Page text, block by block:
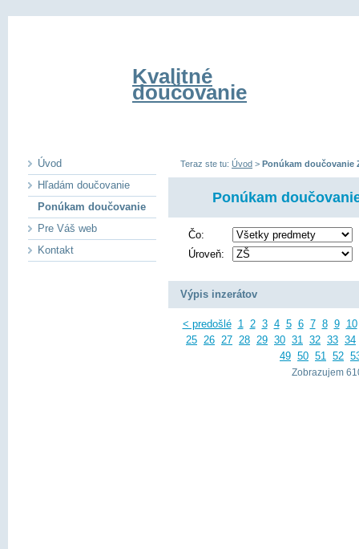
Kvalitné
doučovanie
Teraz ste tu: Úvod > Ponúkam doučovanie
Ponúkam
Čo:
Úroveň:
Výpis inzerátov
< predošlé 1 2 3 4 5 6 7 8 9
10
25 26 27 28 29 30 31 32 33 34
49 50 51 52
Zobrazujem
Úvod
Hľadám doučovanie
Ponúkam doučovanie
Pre Váš web
Kontakt